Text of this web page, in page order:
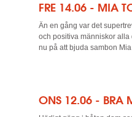
FRE 14.06 - MIA
Än en gång var det
och positiva människor alla
nu på att bjuda sambon
ONS 12.06 - BRA